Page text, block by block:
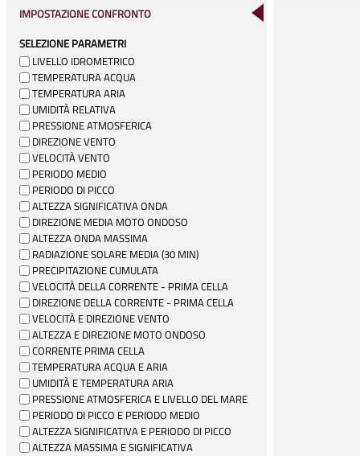
IMPOSTAZIONE CONFRONTO
SELEZIONE PARAMETRI
LIVELLO IDROMETRICO
TEMPERATURA ACQUA
TEMPERATURA ARIA
UMIDITÀ RELATIVA
PRESSIONE ATMOSFERICA
DIREZIONE VENTO
VELOCITÀ VENTO
PERIODO MEDIO
PERIODO DI PICCO
ALTEZZA SIGNIFICATIVA ONDA
DIREZIONE MEDIA MOTO ONDOSO
ALTEZZA ONDA MASSIMA
RADIAZIONE SOLARE MEDIA (30 MIN)
PRECIPITAZIONE CUMULATA
VELOCITÀ DELLA CORRENTE - PRIMA CELLA
DIREZIONE DELLA CORRENTE - PRIMA CELLA
VELOCITÀ E DIREZIONE VENTO
ALTEZZA E DIREZIONE MOTO ONDOSO
CORRENTE PRIMA CELLA
TEMPERATURA ACQUA E ARIA
UMIDITÀ E TEMPERATURA ARIA
PRESSIONE ATMOSFERICA E LIVELLO DEL MARE
PERIODO DI PICCO E PERIODO MEDIO
ALTEZZA SIGNIFICATIVA E PERIODO DI PICCO
ALTEZZA MASSIMA E SIGNIFICATIVA